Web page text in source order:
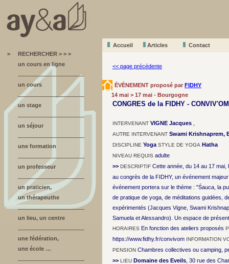
Accueil Articles
Contact
>
RECHERCHER > > >
un cours en ligne
un cours
un stage
un séjour
une formation
un professeur
un praticien,
un thérapeuthe
un lieu, un centre
une fédération,
une école …
<< page précédente
ÉVÈNEMENT proposé par FIDHY
14 mai > 17 mai - Bourgogne
CONGRES de la FIDHY - CONVIV'OM
INTERVENANT VIGNE Jacques
AUTRE INTERVENANT Swami Krishnaprem,
DISCIPLINE Yoga STYLE DE YOGA Hatha
NIVEAU REQUIS adulte
>> DESCRIPTIF Cette année, du 14 au 17
au congrès de la FIDHY, un événement
événement portera sur le thème : "Śauca, la
de pratique de yoga, de méditations guidées,
expérimentés (Jacques Vigne, Swami
Samuela et Alessandro). Un espace de
HORAIRES En fonction des ateliers proposés
https://www.fidhy.fr/convivom INFORMATION
PENSION Chambres collectives ou camping,
>> LIEU Domaine des Eveils , 30 rue des